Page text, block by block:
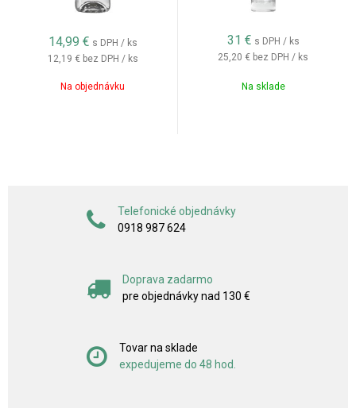
14,99 € s DPH / ks
12,19 € bez DPH / ks
Na objednávku
31 € s DPH / ks
25,20 € bez DPH / ks
Na sklade
Telefonické objednávky
0918 987 624
Doprava zadarmo
pre objednávky nad 130 €
Tovar na sklade
expedujeme do 48 hod.